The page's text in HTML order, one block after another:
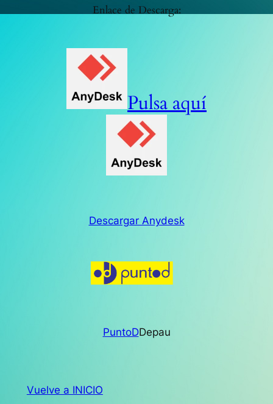
Enlace de Descarga:
Pulsa aquí
Descargar Anydesk
PuntoDDepau
Vuelve a INICIO